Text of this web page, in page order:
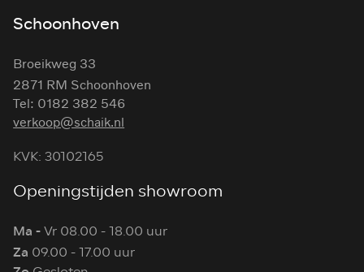
Schoonhoven
Broeikweg 33
2871 RM Schoonhoven
Tel: 0182 382 546
verkoop@schaik.nl
KVK: 30102165
Openingstijden showroom
Ma -Vr 08.00 - 18.00 uur
Za 09.00 - 17.00 uur